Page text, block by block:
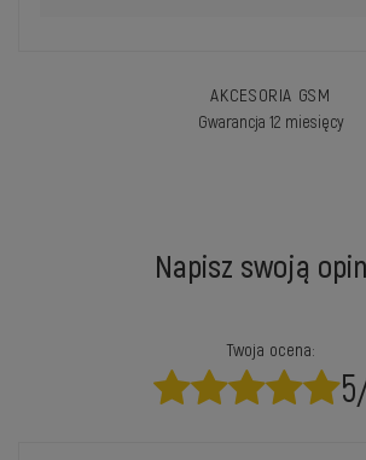
AKCESORIA GSM
Gwarancja 12 miesięcy
Napisz swoją
Twoja ocena: